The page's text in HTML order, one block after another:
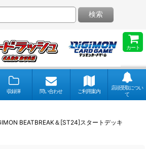
カート
検索
収録弾 問い合わせ ご利用案内
店頭受取につい
て
BEATBREAK＆[ST24]スタートデッキ